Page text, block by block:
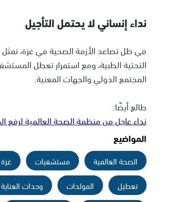
نداء إنساني لا يحتمل التأجيل
في ظل تصاعد الأزمة الصحية في غزة، تمثل
التحتية الطبية، ومع استمرار تعطل
المجتمع الدولي والجهات المعنية.
طالع أيضًا:
نداء عاجل من منظمة الصحة العالمية
المواضيع
الصحة العالمية مستشفيات غزة
تعطيل
المولدات وحدات